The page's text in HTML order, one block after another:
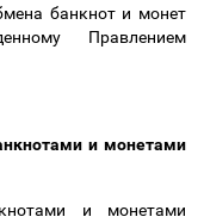
банкнот и монет
Правлением
и монетами
и монетами